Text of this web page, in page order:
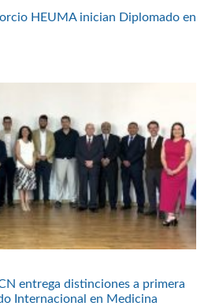
HEUMA inician Diplomado en
entrega distinciones a primera
Internacional en Medicina